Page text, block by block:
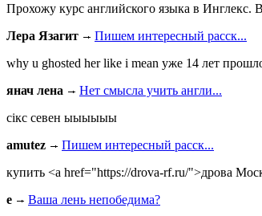
Прохожу курс английского языка в Инглекс.
Лера Язагит
Пишем интересный расск...
why u ghosted her like i mean уже 14 лет
янач лена
Нет смысла учить англи...
сiкс севен ыыыыыы
amutez
Пишем интересный расск...
купить <a href="https://drova-rf.ru/">дрова
e
Ваша лень непобедима?